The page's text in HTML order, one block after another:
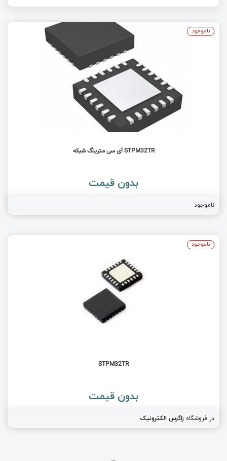
STPM32TR آی سی مترینگ شبکه
بدون قیمت
ناموجود
ناموجود
STPM32TR
بدون قیمت
در فروشگاه زاگرس الکترونیک
ناموجود